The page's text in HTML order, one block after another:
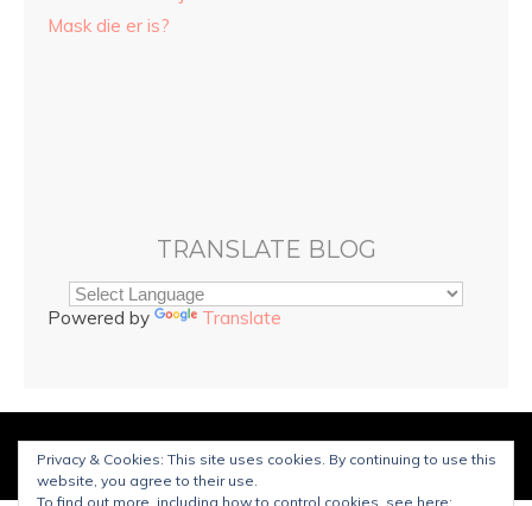
Mask die er is?
TRANSLATE BLOG
Powered by Translate
© CopyrightSarah and Beauty2025. Mogelijk gemaakt door
WordPress.Ontworpen door Bluchic
Privacy & Cookies: This site uses cookies. By continuing to use this
website, you agree to their use.
To find out more, including how to control cookies, see here: